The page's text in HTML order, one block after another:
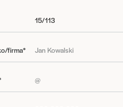
firma*